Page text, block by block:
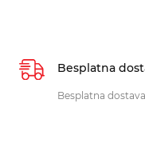
Besplatna
Besplatna